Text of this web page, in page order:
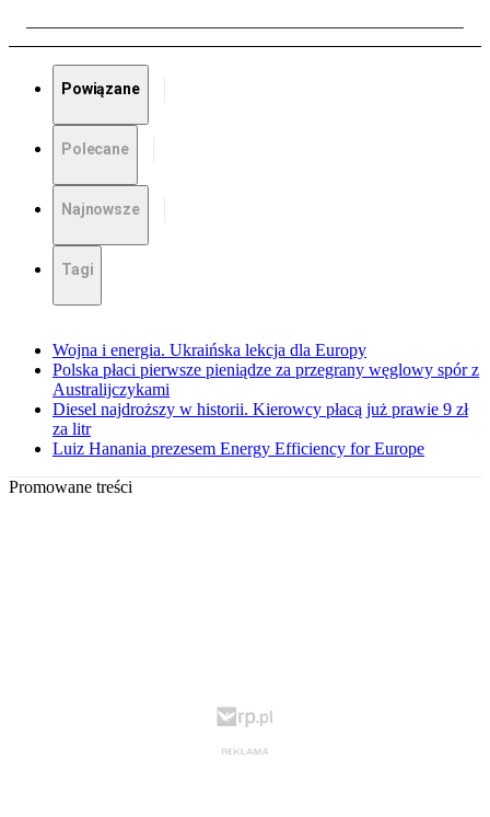
Powiązane
Polecane
Najnowsze
Tagi
Wojna i energia. Ukraińska lekcja dla Europy
Polska płaci pierwsze pieniądze za przegrany węglowy spór z
Australijczykami
Diesel najdroższy w historii. Kierowcy płacą już prawie 9 zł
za litr
Luiz Hanania prezesem Energy Efficiency for Europe
Promowane treści